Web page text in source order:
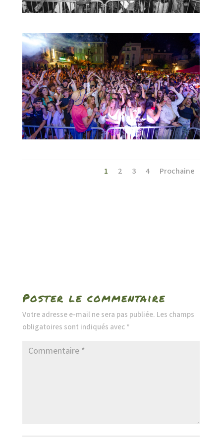
1 2 3 4 Prochaine
Poster le commentaire
Votre adresse e-mail ne sera pas publiée. Les champs
obligatoires sont indiqués avec*